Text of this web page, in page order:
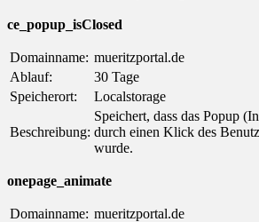
ce_popup_isClosed
Domainname: mueritzportal.de
Ablauf:
30 Tage
Speicherort:
Localstorage
Beschreibung:
Speichert, dass das Popup
durch einen Klick des
wurde.
onepage_animate
Domainname: mueritzportal.de